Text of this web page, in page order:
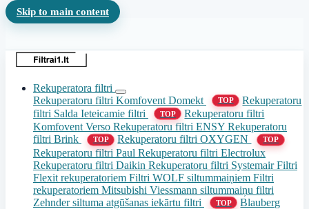
Skip to main content
Rekuperatora filtri
Rekuperatoru filtri Komfovent Domekt
TOP
Rekuperatoru
filtri Salda Ieteicamie filtri TOP
Rekuperatoru filtri
Komfovent Verso Rekuperatoru filtri ENSY Rekuperatoru
filtri Brink
TOP Rekuperatoru filtri OXYGEN TOP
Rekuperatoru filtri Paul Rekuperatoru filtri Electrolux
Rekuperatoru filtri Daikin Rekuperatoru filtri SystemairFiltri
Flexit rekuperatoriem Filtri WOLF siltummaiņiem Filtri
rekuperatoriem Mitsubishi Viessmann siltummaiņu filtri
Zehnder siltuma atgūšanas iekārtu filtri
TOP
Blauberg